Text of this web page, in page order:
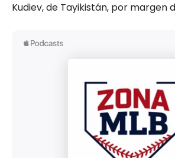
Kudiev, de Tayikistán, por margen